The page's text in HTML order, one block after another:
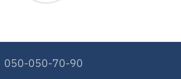
050-050-70-90